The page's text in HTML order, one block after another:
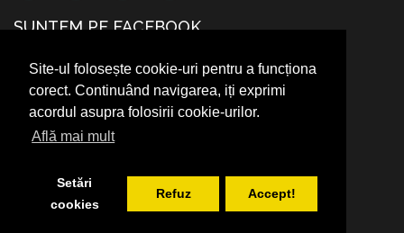
Site-ul folosește cookie-uri pentru a funcționa
corect. Continuând navigarea, iți exprimi
acordul asupra folosirii cookie-urilor.
Află mai mult
Setări
cookies
Refuz Accept!
SUNTEM PE FACEBOOK